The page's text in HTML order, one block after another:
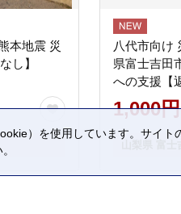
本地震 災
し】
八代市向け
県富士吉田
への支援【
1,000円
）を使用しています。サイ